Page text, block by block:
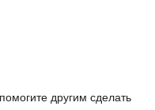
другим сделать